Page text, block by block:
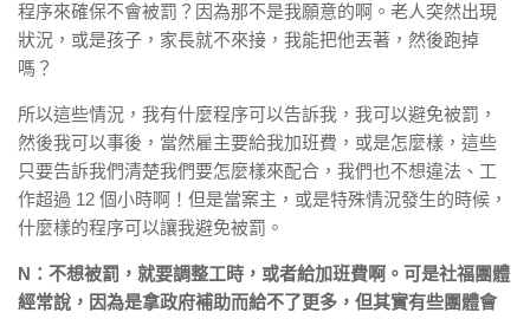
程序來確保不會被罰？因為那不是我願意的啊。老人突然出現
狀況，或是孩子，家長就不來接，我能把他丟著，然後跑掉
嗎？
所以這些情況，我有什麼程序可以告訴我，我可以避免被罰，
然後我可以事後，當然雇主要給我加班費，或是怎麼樣，這些
只要告訴我們清楚我們要怎麼樣來配合，我們也不想違法、工
作超過 12 個小時啊！但是當案主，或是特殊情況發生的時候，
什麼樣的程序可以讓我避免被罰。
N：不想被罰，就要調整工時，或者給加班費啊。可是社福團體
經常說，因為是拿政府補助而給不了更多，但其實有些團體會